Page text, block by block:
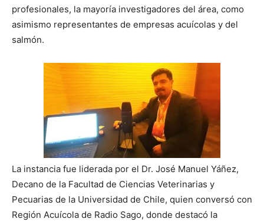
profesionales, la mayoría investigadores del área, como
asimismo representantes de empresas acuícolas y del
salmón.
La instancia fue liderada por el Dr. José Manuel Yáñez,
Decano de la Facultad de Ciencias Veterinarias y
Pecuarias de la Universidad de Chile, quien conversó con
Región Acuícola de Radio Sago, donde destacó la